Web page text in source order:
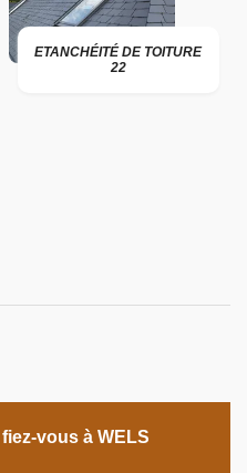
ETANCHÉITÉ DE TOITURE
22
vous à WELS